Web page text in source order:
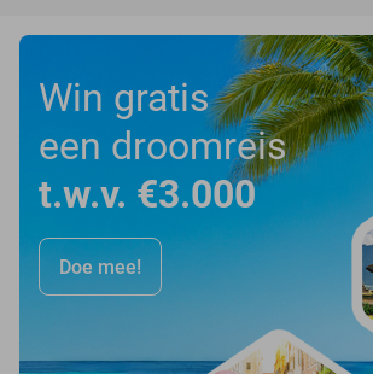
Win gratis
een droomreis
t.w.v. €3.000
Doe mee!